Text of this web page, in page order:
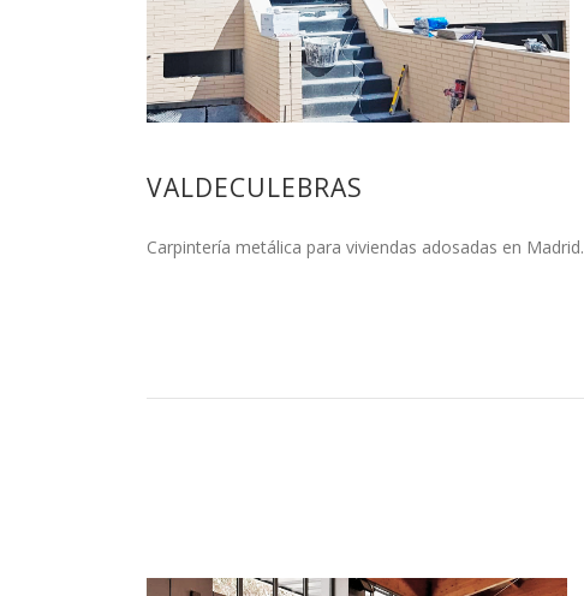
VALDECULEBRAS
Carpintería metálica para viviendas adosadas en Madrid.